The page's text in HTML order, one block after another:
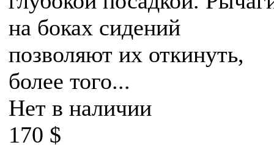
на боках сидений
позволяют их откинуть,
более того...
Нет в наличии
170 $